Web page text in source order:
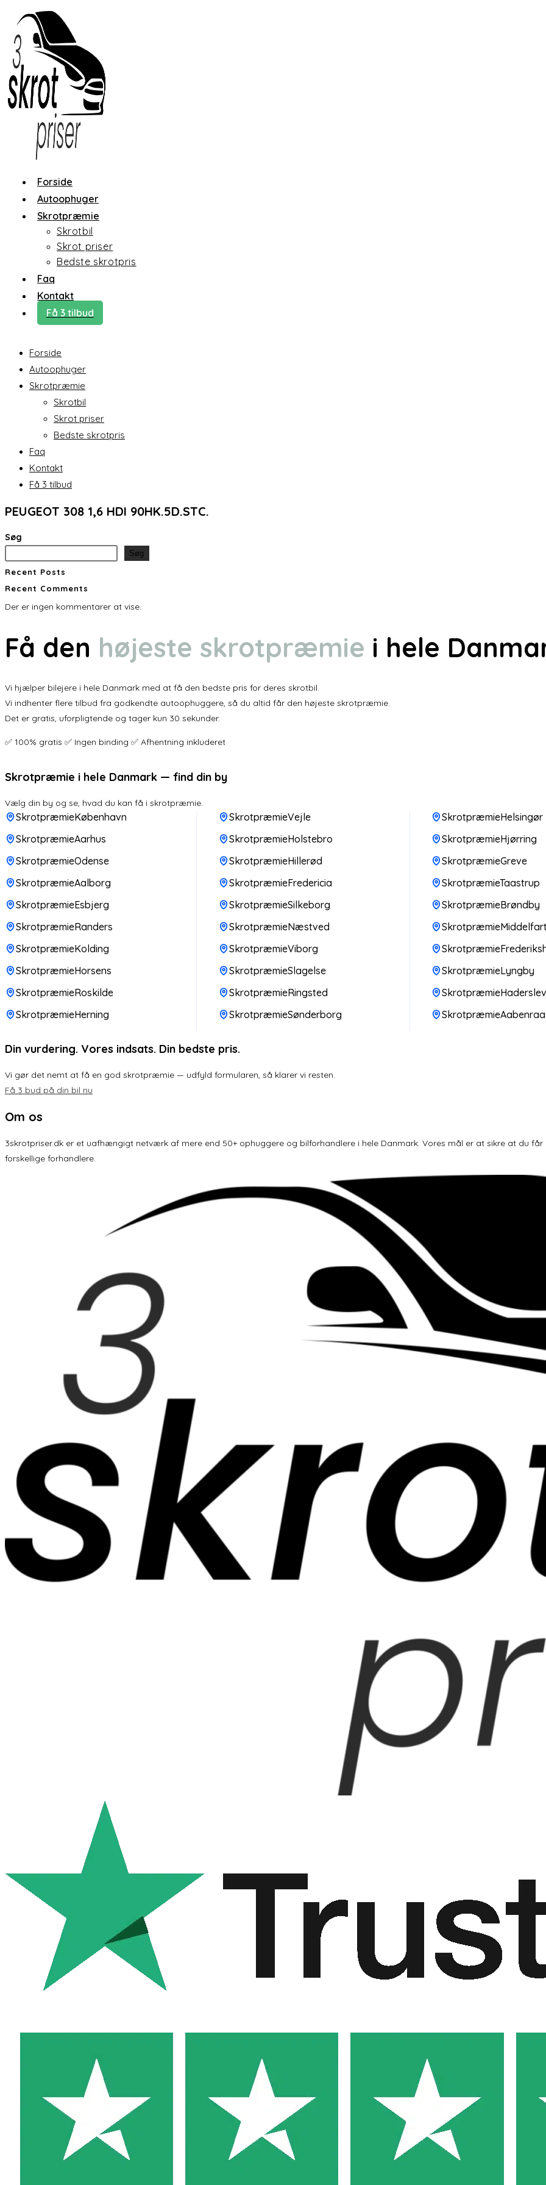
content
Forside
Autoophuger
Skrotpræmie
Skrotbil
Skrot priser
Bedste skrotpris
Faq
Kontakt
Få 3 tilbud
Forside
Autoophuger
Skrotpræmie
Skrotbil
Skrot priser
Bedste skrotpris
Faq
Kontakt
Få 3 tilbud
PEUGEOT 308 1,6 HDI 90HK.5D.STC.
Søg
Søg
Recent Posts
Recent Comments
Der er ingen kommentarer at vise.
Få den højeste skrotpræmie i hele
Vi hjælper bilejere i hele Danmark med at få den bedste pris for deres skrotbil.
Vi indhenter flere tilbud fra godkendte autoophuggere, så du altid får den højeste skrotpræmie.
Det er gratis, uforpligtende og tager kun 30 sekunder.
✅ 100% gratis ✅ Ingen binding ✅ Afhentning inkluderet
Skrotpræmie i hele Danmark — find din by
Vælg din by og se, hvad du kan få i skrotpræmie.
SkrotpræmieKøbenhavn
SkrotpræmieAarhus
SkrotpræmieOdense
SkrotpræmieAalborg
SkrotpræmieEsbjerg
SkrotpræmieRanders
SkrotpræmieKolding
SkrotpræmieHorsens
SkrotpræmieRoskilde
SkrotpræmieHerning
SkrotpræmieVejle
SkrotpræmieHolstebro
SkrotpræmieHillerød
SkrotpræmieFredericia
SkrotpræmieSilkeborg
SkrotpræmieNæstved
SkrotpræmieViborg
SkrotpræmieSlagelse
SkrotpræmieRingsted
SkrotpræmieSønderborg
SkrotpræmieHelsingør
SkrotpræmieHjørring
SkrotpræmieGreve
SkrotpræmieTaastrup
SkrotpræmieBrøndby
SkrotpræmieLyngby
SkrotpræmieHaderslev
SkrotpræmieAabenraa
Din vurdering. Vores indsats. Din bedste pris.
Vi gør det nemt at få en god skrotpræmie — udfyld formularen, så klarer vi resten.
Få 3 bud på din bil nu
Om os
3skrotpriser.dk er et uafhængigt netværk af mere end 50+ ophuggere og bilforhandlere i hele Danmark. Vores mål er at sikre at du
forskellige forhandlere.